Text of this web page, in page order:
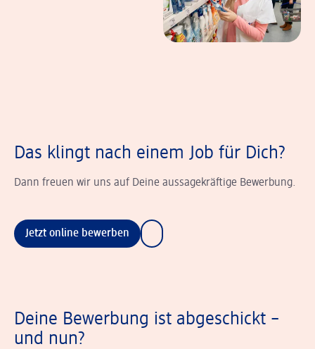
Das klingt nach einem Job für Dich?
Dann freuen wir uns auf Deine aussagekräftige Bewerbung.
Jetzt online bewerben
Deine Bewerbung ist abgeschickt –
und nun?